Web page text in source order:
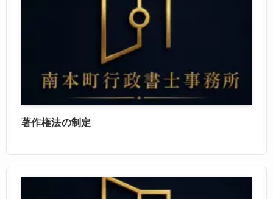
著作権法の制定